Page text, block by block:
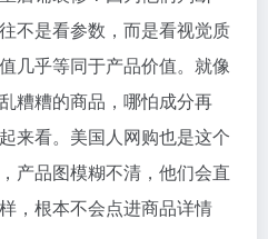
不是看参数，而是看视觉质
几乎等同于产品价值。就像
糟糟的商品，哪怕成分再
来看。美国人网购也是这个
产品图模糊不清，他们会直
，根本不会点进商品详情